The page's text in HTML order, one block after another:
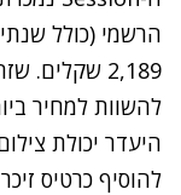
2,189
להשוות למחיר